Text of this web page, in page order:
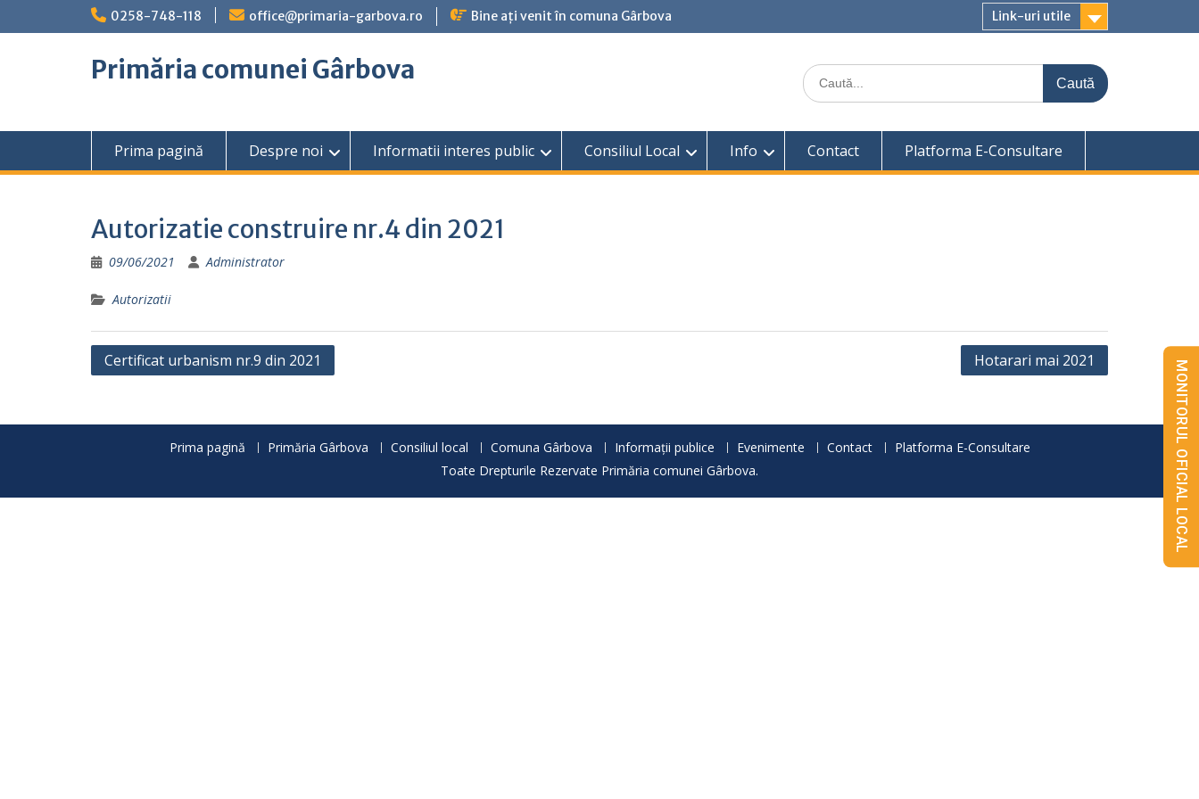
0258-748-118 office@primaria-garbova.ro Bine ați venit în comuna Gârbova Link-uri utile
Primăria comunei Gârbova
Caută
for:
Prima pagină Despre noi Informatii interes public Consiliul Local Info Contact Platforma E-Consultare
Autorizatie construire nr.4 din 2021
09/06/2021 Administrator
Autorizatii
Navigare
Certificat urbanism nr.9 din 2021 Hotarari mai 2021
Prima pagină Primăria Gârbova Consiliul local Comuna Gârbova Informații publice Evenimente Contact
Platforma E-Consultare
Toate Drepturile Rezervate Primăria comunei Gârbova.
MONITORUL OFICIAL LOCAL